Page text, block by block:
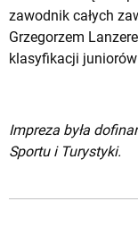
zawodnik całych
Grzegorzem
klasyfikacji
Impreza była
Sportu i Turystyki.